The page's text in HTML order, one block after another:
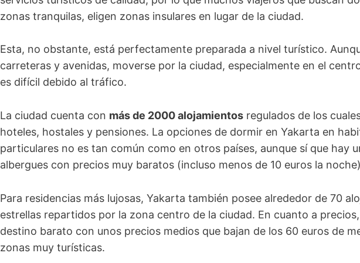
zonas tranquilas, eligen zonas insulares en lugar de la ciudad.
Esta, no obstante, está perfectamente preparada a nivel turístico.
carreteras y avenidas, moverse por la ciudad, especialmente en el
es difícil debido al tráfico.
La ciudad cuenta con más de 2000 alojamientos regulados de los
hoteles, hostales y pensiones. La opciones de dormir en Yakarta en
particulares no es tan común como en otros países, aunque sí que hay
albergues con precios muy baratos (incluso menos de 10 euros la
Para residencias más lujosas, Yakarta también posee alrededor de 70
estrellas repartidos por la zona centro de la ciudad. En cuanto a
destino barato con unos precios medios que bajan de los 60 euros de
zonas muy turísticas.